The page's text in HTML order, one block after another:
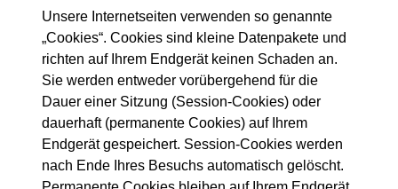
Unsere Internetseiten verwenden so genannte
„Cookies“. Cookies sind kleine Datenpakete und
richten auf Ihrem Endgerät keinen Schaden an.
Sie werden entweder vorübergehend für die
Dauer einer Sitzung (Session-Cookies) oder
dauerhaft (permanente Cookies) auf Ihrem
Endgerät gespeichert. Session-Cookies werden
nach Ende Ihres Besuchs automatisch gelöscht.